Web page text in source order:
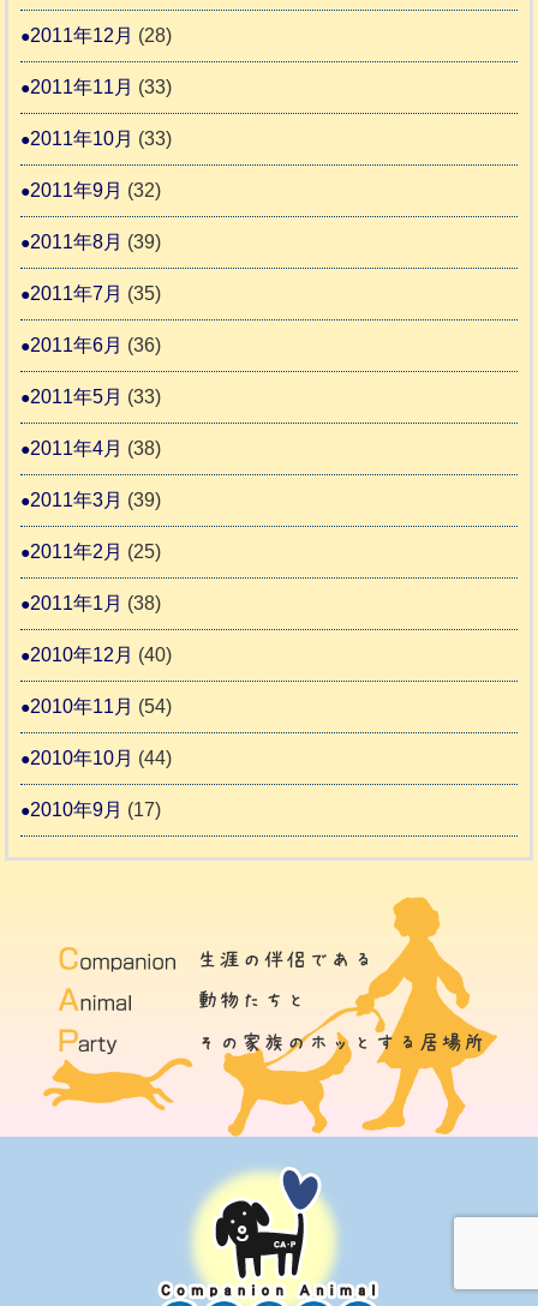
2011年12月 (28)
2011年11月 (33)
2011年10月 (33)
2011年9月 (32)
2011年8月 (39)
2011年7月 (35)
2011年6月 (36)
2011年5月 (33)
2011年4月 (38)
2011年3月 (39)
2011年2月 (25)
2011年1月 (38)
2010年12月 (40)
2010年11月 (54)
2010年10月 (44)
2010年9月 (17)